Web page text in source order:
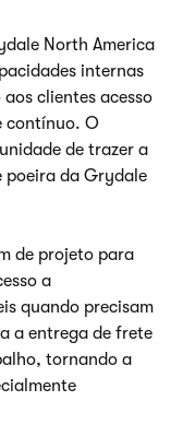
North America
internas
clientes acesso
contínuo. O
de trazer a
poeira da Grydale
de projeto para
a
quando precisam
a entrega de frete
tornando a